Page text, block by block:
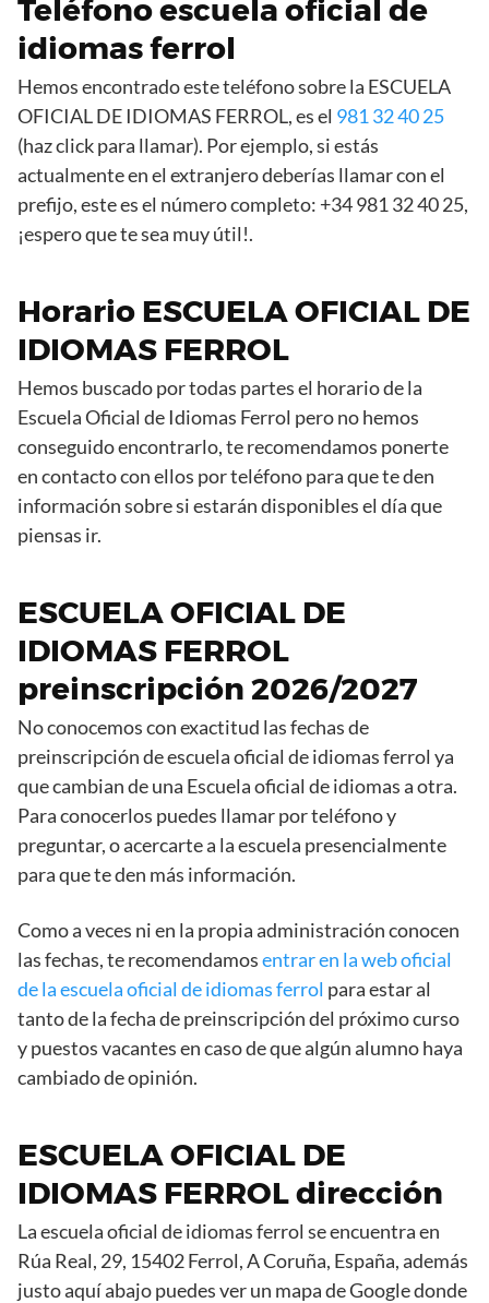
Teléfono escuela oficial de
idiomas ferrol
Hemos encontrado este teléfono sobre la ESCUELA
OFICIAL DE IDIOMAS FERROL, es el 981 32 40 25
(haz click para llamar). Por ejemplo, si estás
actualmente en el extranjero deberías llamar con el
prefijo, este es el número completo: +34 981 32 40 25,
¡espero que te sea muy útil!.
Horario ESCUELA OFICIAL DE
IDIOMAS FERROL
Hemos buscado por todas partes el horario de la
Escuela Oficial de Idiomas Ferrol pero no hemos
conseguido encontrarlo, te recomendamos ponerte
en contacto con ellos por teléfono para que te den
información sobre si estarán disponibles el día que
piensas ir.
ESCUELA OFICIAL DE
IDIOMAS FERROL
preinscripción 2026/2027
No conocemos con exactitud las fechas de
preinscripción de escuela oficial de idiomas ferrol ya
que cambian de una Escuela oficial de idiomas a otra.
Para conocerlos puedes llamar por teléfono y
preguntar, o acercarte a la escuela presencialmente
para que te den más información.
Como a veces ni en la propia administración conocen
las fechas, te recomendamosentrar en la web oficial
de la escuela oficial de idiomas ferrol para estar al
tanto de la fecha de preinscripción del próximo curso
y puestos vacantes en caso de que algún alumno haya
cambiado de opinión.
ESCUELA OFICIAL DE
IDIOMAS FERROL dirección
La escuela oficial de idiomas ferrol se encuentra en
Rúa Real, 29, 15402 Ferrol, A Coruña, España, además
justo aquí abajo puedes ver un mapa de Google donde